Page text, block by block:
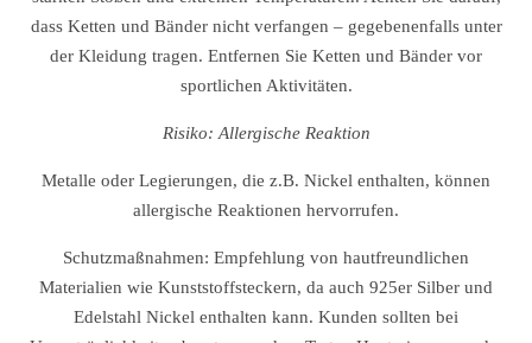
dass Ketten und Bänder nicht verfangen – gegebenenfalls unter
der Kleidung tragen. Entfernen Sie Ketten und Bänder vor
sportlichen Aktivitäten.
Risiko: Allergische Reaktion
Metalle oder Legierungen, die z.B. Nickel enthalten, können
allergische Reaktionen hervorrufen.
Schutzmaßnahmen: Empfehlung von hautfreundlichen
Materialien wie Kunststoffsteckern, da auch 925er Silber und
Edelstahl Nickel enthalten kann. Kunden sollten bei